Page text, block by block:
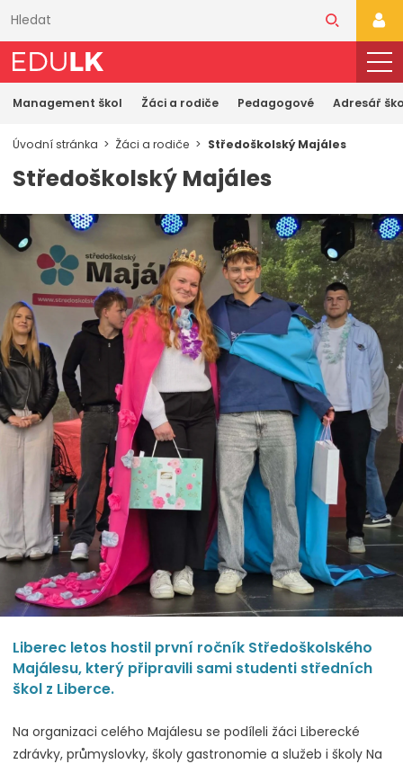
obsahu
Management škol Žáci a rodiče Pedagogové Adresář
Úvodní stránka Žáci a rodiče Středoškolský Majáles
Středoškolský Majáles
Liberec letos hostil první ročník Středoškolského
Majálesu, který připravili sami studenti středních
škol z Liberce.
Na organizaci celého Majálesu se podíleli žáci Liberecké
zdrávky, průmyslovky, školy gastronomie a služeb i školy Na